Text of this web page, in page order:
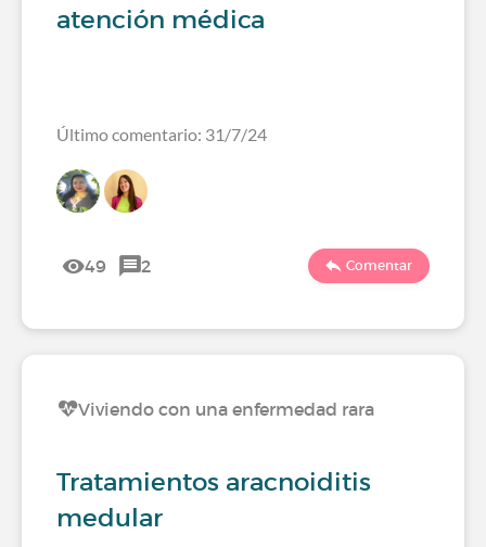
atención médica
Último comentario: 31/7/24
49 2 Comentar
Viviendo con una enfermedad rara
Tratamientos aracnoiditis
medular